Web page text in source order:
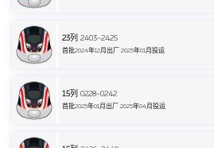
23列 2403~2425
首批2024年12月出厂 2025年01月投运
15列 0228~0242
首批2025年01月出厂 2025年04月投运